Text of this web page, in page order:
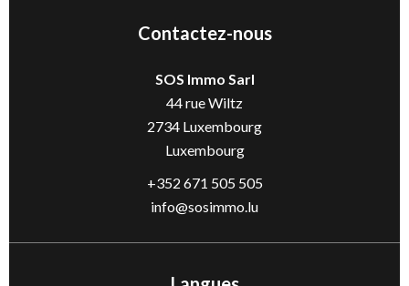
Contactez-nous
SOS Immo Sarl
44 rue Wiltz
2734 Luxembourg
Luxembourg
+352 671 505 505
info@sosimmo.lu